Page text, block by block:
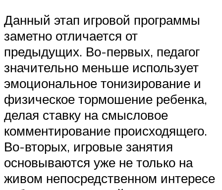
Данный этап игровой программы
заметно отличается от
предыдущих. Во-первых, педагог
значительно меньше использует
эмоциональное тонизирование и
физическое тормошение ребенка,
делая ставку на смысловое
комментирование происходящего.
Во-вторых, игровые занятия
основываются уже не только на
живом непосредственном интересе